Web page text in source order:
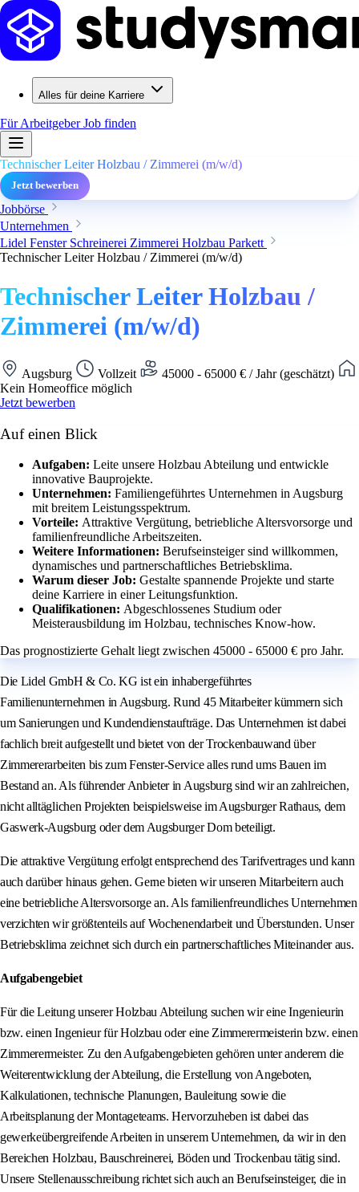
Alles für deine Karriere
Für ArbeitgeberJob finden
Technischer Leiter Holzbau / Zimmerei (m/w/d)
Jetzt bewerben
Jobbörse
Unternehmen
Lidel Fenster Schreinerei Zimmerei Holzbau Parkett
Technischer Leiter Holzbau / Zimmerei (m/w/d)
Technischer Leiter Holzbau /
Zimmerei (m/w/d)
Augsburg Vollzeit
45000 - 65000 € / Jahr (geschätzt)
Kein Homeoffice möglich
Jetzt bewerben
Auf einen Blick
Aufgaben: Leite unsere Holzbau Abteilung und entwickle
innovative Bauprojekte.
Unternehmen: Familiengeführtes Unternehmen in Augsburg
mit breitem Leistungsspektrum.
Vorteile: Attraktive Vergütung, betriebliche Altersvorsorge und
familienfreundliche Arbeitszeiten.
Weitere Informationen: Berufseinsteiger sind willkommen,
dynamisches und partnerschaftliches Betriebsklima.
Warum dieser Job: Gestalte spannende Projekte und starte
deine Karriere in einer Leitungsfunktion.
Qualifikationen: Abgeschlossenes Studium oder
Meisterausbildung im Holzbau, technisches Know-how.
Das prognostizierte Gehalt liegt zwischen 45000 - 65000 € pro Jahr.
Die Lidel GmbH & Co. KG ist ein inhabergeführtes
Familienunternehmen in Augsburg. Rund 45 Mitarbeiter kümmern sich
um Sanierungen und Kundendienstaufträge. Das Unternehmen ist dabei
fachlich breit aufgestellt und bietet von der Trockenbauwand über
Zimmererarbeiten bis zum Fenster-Service alles rund ums Bauen im
Bestand an. Als führender Anbieter in Augsburg sind wir an zahlreichen,
nicht alltäglichen Projekten beispielsweise im Augsburger Rathaus, dem
Gaswerk-Augsburg oder dem Augsburger Dom beteiligt.
Die attraktive Vergütung erfolgt entsprechend des Tarifvertrages und kann
auch darüber hinaus gehen. Gerne bieten wir unseren Mitarbeitern auch
eine betriebliche Altersvorsorge an. Als familienfreundliches Unternehmen
verzichten wir größtenteils auf Wochenendarbeit und Überstunden. Unser
Betriebsklima zeichnet sich durch ein partnerschaftliches Miteinander aus.
Aufgabengebiet
Für die Leitung unserer Holzbau Abteilung suchen wir eine Ingenieurin
bzw. einen Ingenieur für Holzbau oder eine Zimmerermeisterin bzw. einen
Zimmerermeister. Zu den Aufgabengebieten gehören unter anderem die
Weiterentwicklung der Abteilung, die Erstellung von Angeboten,
Kalkulationen, technische Planungen, Bauleitung sowie die
Arbeitsplanung der Montageteams. Hervorzuheben ist dabei das
gewerkeübergreifende Arbeiten in unserem Unternehmen, da wir in den
Bereichen Holzbau, Bauschreinerei, Böden und Trockenbau tätig sind.
Unsere Stellenausschreibung richtet sich auch an Berufseinsteiger, die in